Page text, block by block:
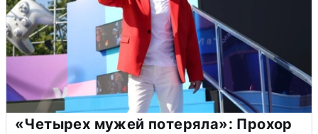
«Четырех мужей потеряла»: Прохор